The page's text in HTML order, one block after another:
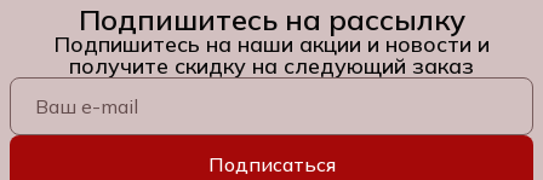
Подпишитесь на рассылку
Подпишитесь на наши акции и новости и
получите скидку на следующий заказ
Подписаться